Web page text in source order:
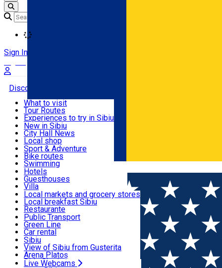
Română
Sign In
Discover
Useful info
Activities & Adventure
Accommodation
Food, Drinks & Nightlife
Transport & Parking
Live Webcams
What to visit
Tour Routes
Experiences to try in Sibiu
Podcast
Culture
Museums
Churches
Parks, Zoo
County of Sibiu
New in Sibiu
City Hall News
Local shop
Sibiu artisans
Sibiul Verde
Public services
Education
How do I get to Sibiu
Tourist Info
Tour Guides
Guided tours
Publicații locale
Beauty salons
Sport & Adventure
Bike routes
Swimming
Riding
Indoor activities
Loc de joacă indoor
Loc de joacă outdoor
Ski
Ice skating
Yoga
Hotels
Guesthouses
Villa
Hostels
Motel
Camping
Renting rooms
Rooms for rent
Accommodation outside Sibiu
Local markets and grocery stores
Local breakfast Sibiu
Restaurante
Pizza
Fast Food
Coffee
Sweets
Pub, Bar
Night clubs
Bakeries
Public Transport
Green Line
Car rental
Rent a bike
Scooter rentals
Taxi
Ride Sharing
Sibiu
View of Sibiu from Gusterita
Arena Platoș
Live Webcams